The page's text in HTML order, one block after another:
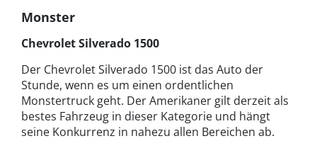
Monster
Chevrolet Silverado 1500
Der Chevrolet Silverado 1500 ist das Auto der
Stunde, wenn es um einen ordentlichen
Monstertruck geht. Der Amerikaner gilt derzeit als
bestes Fahrzeug in dieser Kategorie und hängt
seine Konkurrenz in nahezu allen Bereichen ab.